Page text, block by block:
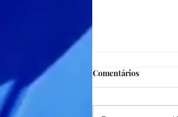
Comentários